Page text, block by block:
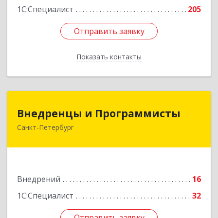
1С:Специалист
205
Отправить заявку
Показать контакты
Подробнее
Отправить заявку
Назад
Внедренцы и Программисты
Санкт-Петербург
Внедрений
16
1С:Специалист
32
194044, Санкт-Петербург г, Финляндский пр-кт,